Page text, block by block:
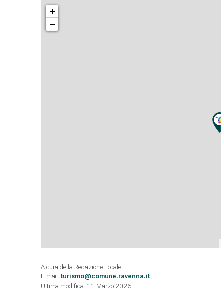
+
−
A cura della Redazione Locale
E-mail: turismo@comune.ravenna.it
Ultima modifica: 11 Marzo 2026